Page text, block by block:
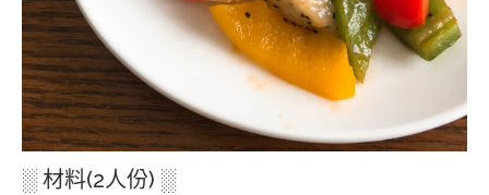
░ 材料(2人份) ░